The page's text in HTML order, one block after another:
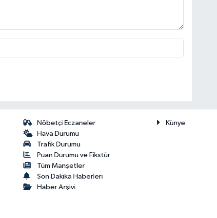
Nöbetçi Eczaneler
Hava Durumu
Trafik Durumu
Puan Durumu ve Fikstür
Tüm Manşetler
Son Dakika Haberleri
Haber Arşivi
Künye